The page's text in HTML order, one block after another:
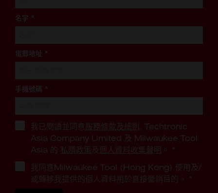
名字 *
電郵地址 *
手機號碼 *
我已閱讀並同意 服務條款及細則 , Techtronic
Asia Company Limited 及 Milwaukee Tool
Asia 的 私隱政策及個人資料收集聲明 。
*
我同意Milwaukee Tool (Hong Kong) 使用及/
或轉移我提供的個人資料用於直接營銷目的。
*